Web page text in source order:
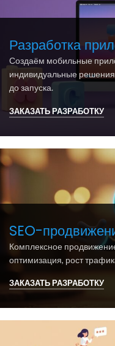
Разработка
Создаём мобильные
индивидуальные
до запуска.
ЗАКАЗАТЬ РАЗРАБОТКУ
SEO-
Комплексное
оптимизация, рост
ЗАКАЗАТЬ РАЗРАБОТКУ